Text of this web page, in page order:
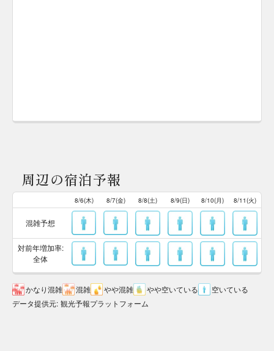
周辺の宿泊予報
8/6(木) 8/7(金) 8/8(土) 8/9(日) 8/10(月) 8/11(火)
混雑予想
対前年増加率:
全体
かなり混雑 混雑 やや混雑 やや空いている
空いている
データ提供元: 観光予報プラットフォーム